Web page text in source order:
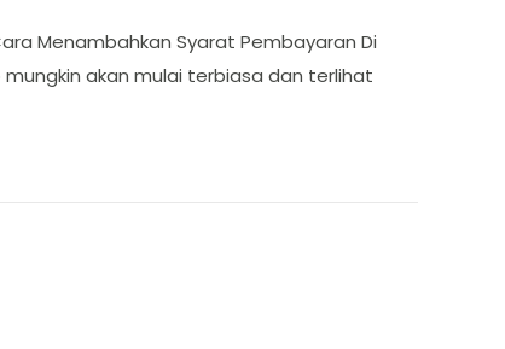
Menambahkan Syarat Pembayaran Di
akan mulai terbiasa dan terlihat